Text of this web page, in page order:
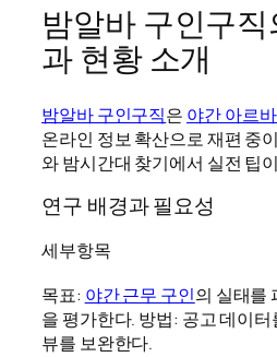
밤알바 구인구
과 현황 소개
밤알바 구인구직은 야간 아르
온라인 정보 확산으로 재편 중
와 밤시간대 찾기에서 실전 팁
연구 배경과 필요성
세부항목
목표: 야간 근무 구인의 실태를
을 평가한다. 방법: 공고 데이
뷰를 보완한다.